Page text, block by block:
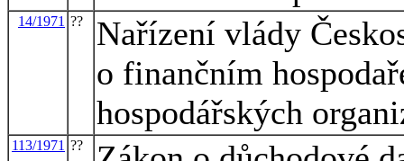
14/1971 ??
Nařízení vlády
o finančním
hospodářských
113/1971 ??